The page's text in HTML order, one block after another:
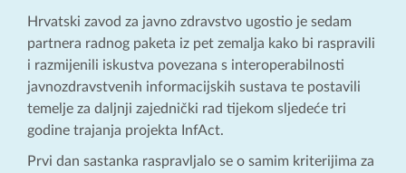
Hrvatski zavod za javno zdravstvo ugostio je sedam
partnera radnog paketa iz pet zemalja kako bi raspravili
i razmijenili iskustva povezana s interoperabilnosti
javnozdravstvenih informacijskih sustava te postavili
temelje za daljnji zajednički rad tijekom sljedeće tri
godine trajanja projekta InfAct.
Prvi dan sastanka raspravljalo se o samim kriterijima za